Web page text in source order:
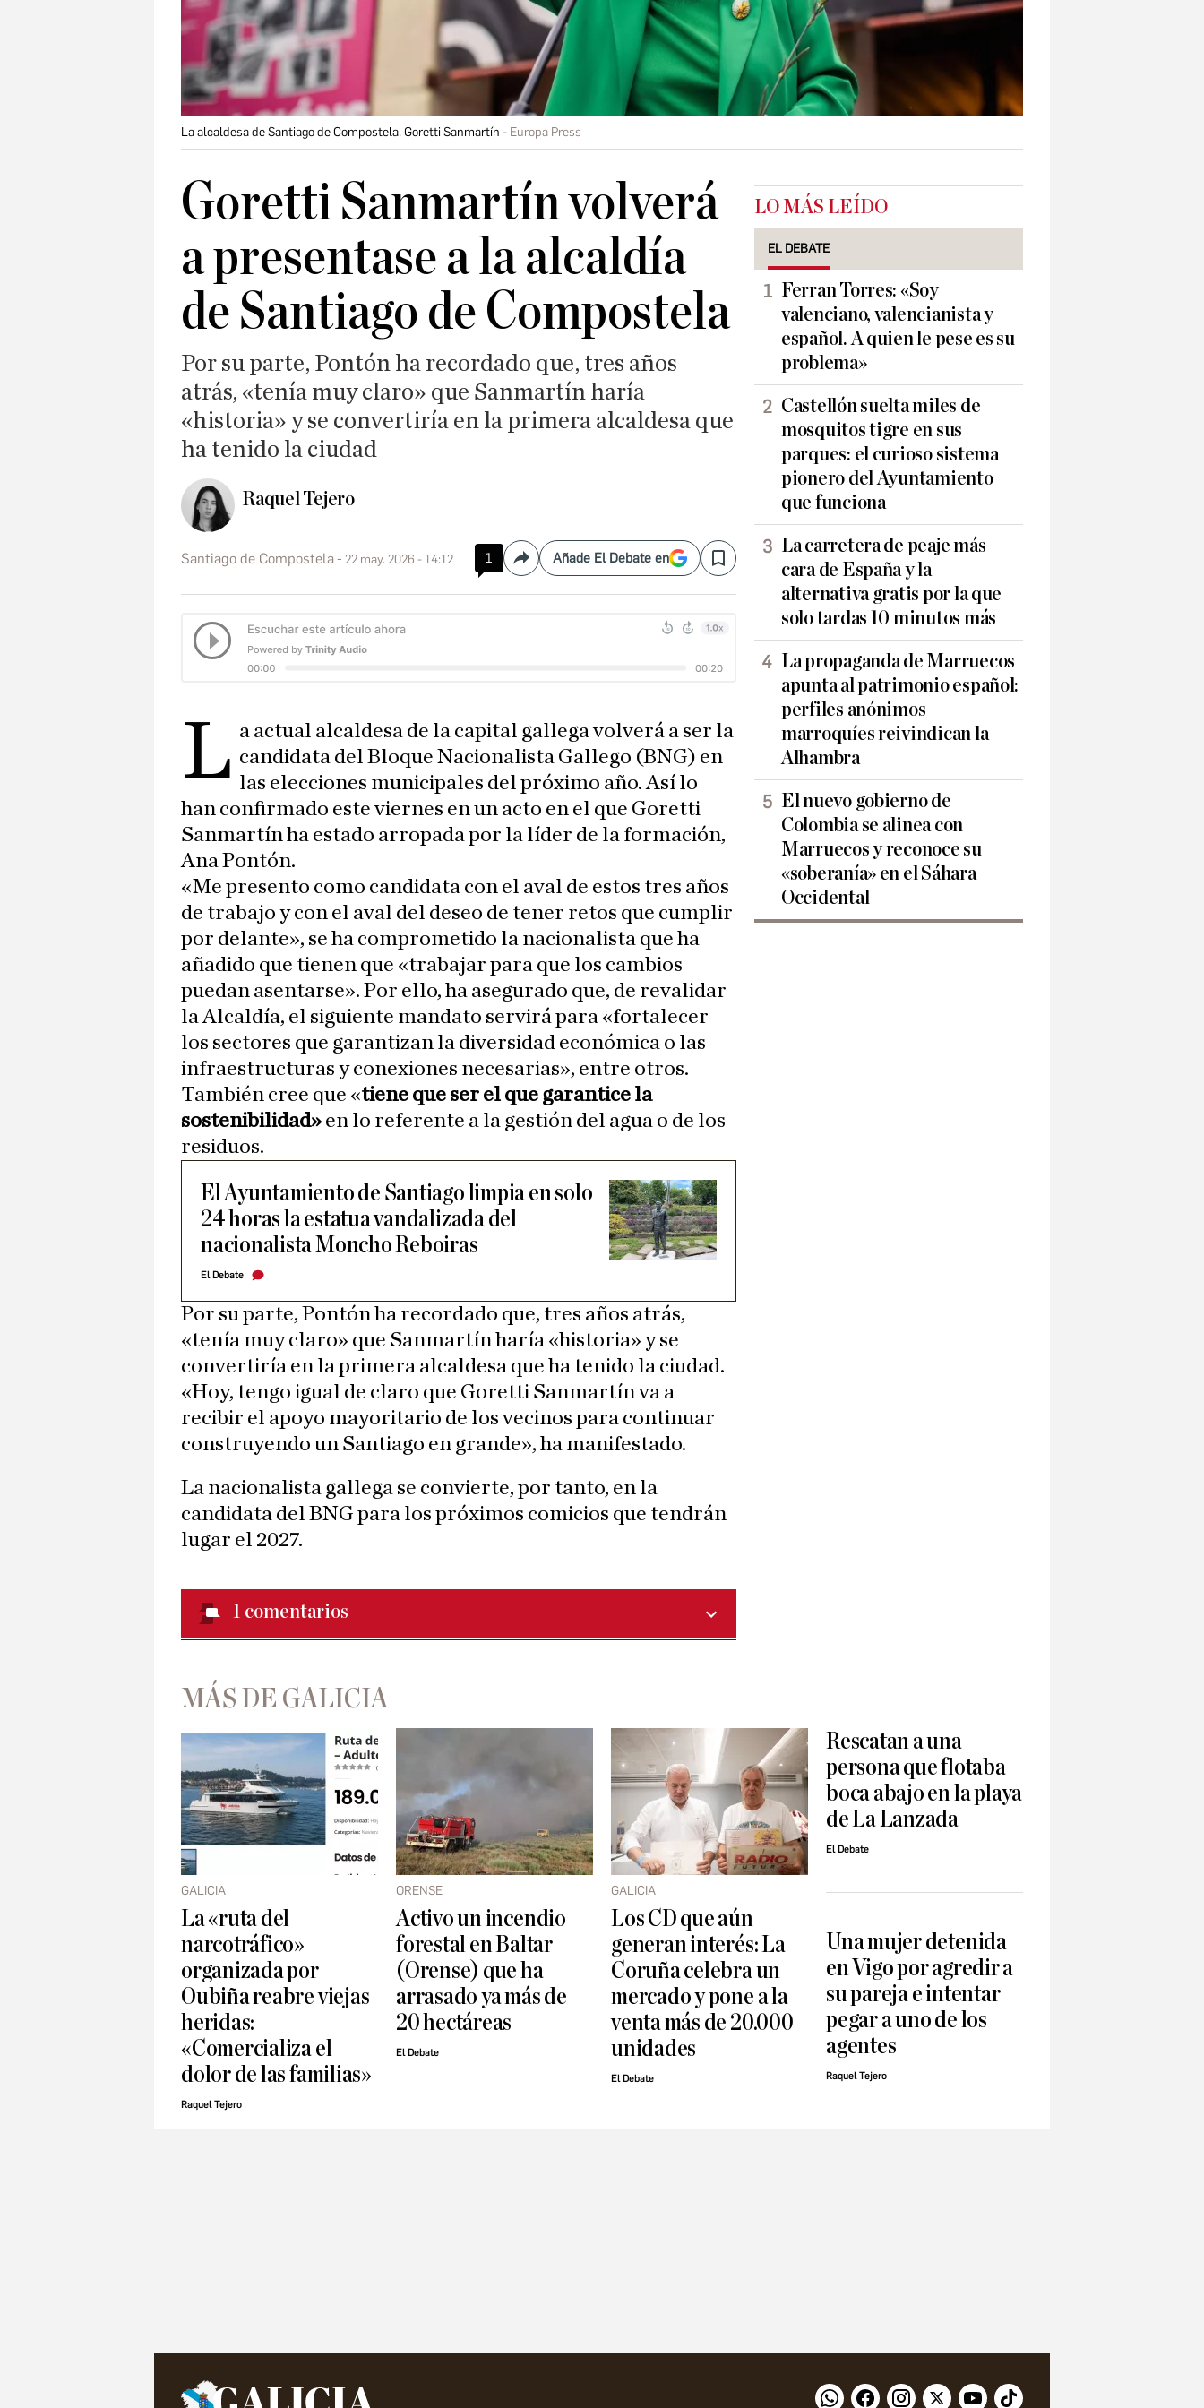
La alcaldesa de Santiago de Compostela, Goretti Sanmartín Europa Press
Goretti Sanmartín volverá
a presentase a la alcaldía
de Santiago de Compostela
Por su parte, Pontón ha recordado que, tres años
atrás, «tenía muy claro» que Sanmartín haría
«historia» y se convertiría en la primera alcaldesa que
ha tenido la ciudad
Raquel Tejero
Santiago de Compostela 22 may. 2026 - 14:12 1 CompartirAñade El Debate en Save
L a actual alcaldesa de la capital gallega volverá a ser la
candidata del Bloque Nacionalista Gallego (BNG) en
las elecciones municipales del próximo año. Así lo
han confirmado este viernes en un acto en el que Goretti
Sanmartín ha estado arropada por la líder de la formación,
Ana Pontón.
«Me presento como candidata con el aval de estos tres años
de trabajo y con el aval del deseo de tener retos que cumplir
por delante», se ha comprometido la nacionalista que ha
añadido que tienen que «trabajar para que los cambios
puedan asentarse». Por ello, ha asegurado que, de revalidar
la Alcaldía, el siguiente mandato servirá para «fortalecer
los sectores que garantizan la diversidad económica o las
infraestructuras y conexiones necesarias», entre otros.
También cree que «tiene que ser el que garantice la
sostenibilidad» en lo referente a la gestión del agua o de los
residuos.
El Ayuntamiento de Santiago limpia en solo
24 horas la estatua vandalizada del
nacionalista Moncho Reboiras
El Debate
Por su parte, Pontón ha recordado que, tres años atrás,
«tenía muy claro» que Sanmartín haría «historia» y se
convertiría en la primera alcaldesa que ha tenido la ciudad.
«Hoy, tengo igual de claro que Goretti Sanmartín va a
recibir el apoyo mayoritario de los vecinos para continuar
construyendo un Santiago en grande», ha manifestado.
La nacionalista gallega se convierte, por tanto, en la
candidata del BNG para los próximos comicios que tendrán
lugar el 2027.
1 comentarios
LO MÁS LEÍDO
EL DEBATE
Ferran Torres: «Soy
valenciano, valencianista y
español. A quien le pese es su
problema»
Castellón suelta miles de
mosquitos tigre en sus
parques: el curioso sistema
pionero del Ayuntamiento
que funciona
La carretera de peaje más
cara de España y la
alternativa gratis por la que
solo tardas 10 minutos más
La propaganda de Marruecos
apunta al patrimonio español:
perfiles anónimos
marroquíes reivindican la
Alhambra
El nuevo gobierno de
Colombia se alinea con
Marruecos y reconoce su
«soberanía» en el Sáhara
Occidental
MÁS DE GALICIA
GALICIA
La «ruta del
narcotráfico»
organizada por
Oubiña reabre viejas
heridas:
«Comercializa el
dolor de las familias»
Raquel Tejero
ORENSE
Activo un incendio
forestal en Baltar
(Orense) que ha
arrasado ya más de
20 hectáreas
El Debate
GALICIA
Los CD que aún
generan interés: La
Coruña celebra un
mercado y pone a la
venta más de 20.000
unidades
El Debate
Rescatan a una
persona que flotaba
boca abajo en la playa
de La Lanzada
El Debate
Una mujer detenida
en Vigo por agredir a
su pareja e intentar
pegar a uno de los
agentes
Raquel Tejero